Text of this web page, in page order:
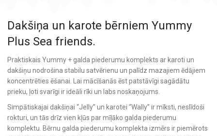
Dakšiņa un karote bērniem Yummy
Plus Sea friends.
Praktiskais Yummy + galda piederumu komplekts ar karoti un
dakšiņu nodrošina stabilu satvērienu un palīdz mazajiem ēdājiem
koncentrēties ēšanai. Lai mācīšanās ēst patstāvīgi sagādātu
prieku, ļoti svarīgi ir ideāli rīki un labs noskaņojums.
Simpātiskajai dakšiņai “Jelly” un karotei “Wally” ir mīksti, neslīdoši
rokturi, un tās drīz vien kļūs par mīļāko galda piederumu
komplektu. Bērnu galda piederumu komplekta izmērs ir piemērots